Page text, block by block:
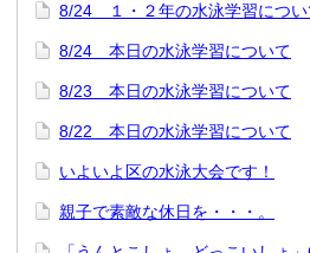
8/24 １・２年の水泳学習につい
8/24 本日の水泳学習について
8/23 本日の水泳学習について
8/22 本日の水泳学習について
いよいよ区の水泳大会です！
親子で素敵な休日を・・・。